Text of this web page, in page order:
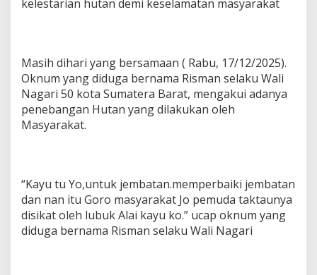
kelestarian hutan demi keselamatan masyarakat
Masih dihari yang bersamaan ( Rabu, 17/12/2025).
Oknum yang diduga bernama Risman selaku Wali
Nagari 50 kota Sumatera Barat, mengakui adanya
penebangan Hutan yang dilakukan oleh
Masyarakat.
“Kayu tu Yo,untuk jembatan.memperbaiki jembatan
dan nan itu Goro masyarakat Jo pemuda taktaunya
disikat oleh lubuk Alai kayu ko.” ucap oknum yang
diduga bernama Risman selaku Wali Nagari